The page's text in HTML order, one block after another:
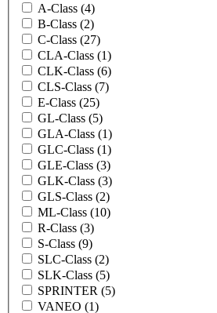
A-Class (4)
B-Class (2)
C-Class (27)
CLA-Class (1)
CLK-Class (6)
CLS-Class (7)
E-Class (25)
GL-Class (5)
GLA-Class (1)
GLC-Class (1)
GLE-Class (3)
GLK-Class (3)
GLS-Class (2)
ML-Class (10)
R-Class (3)
S-Class (9)
SLC-Class (2)
SLK-Class (5)
SPRINTER (5)
VANEO (1)